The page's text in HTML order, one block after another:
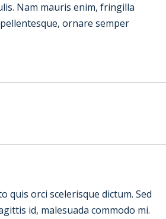
Nam mauris enim, fringilla
ornare semper
quis orci scelerisque dictum. Sed
id, malesuada commodo mi.